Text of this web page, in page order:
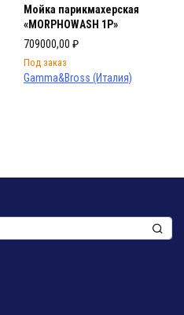
Мойка парикмахерская
«MORPHOWASH 1P»
709000,00 ₽
Под заказ
Gamma&Bross (Италия)